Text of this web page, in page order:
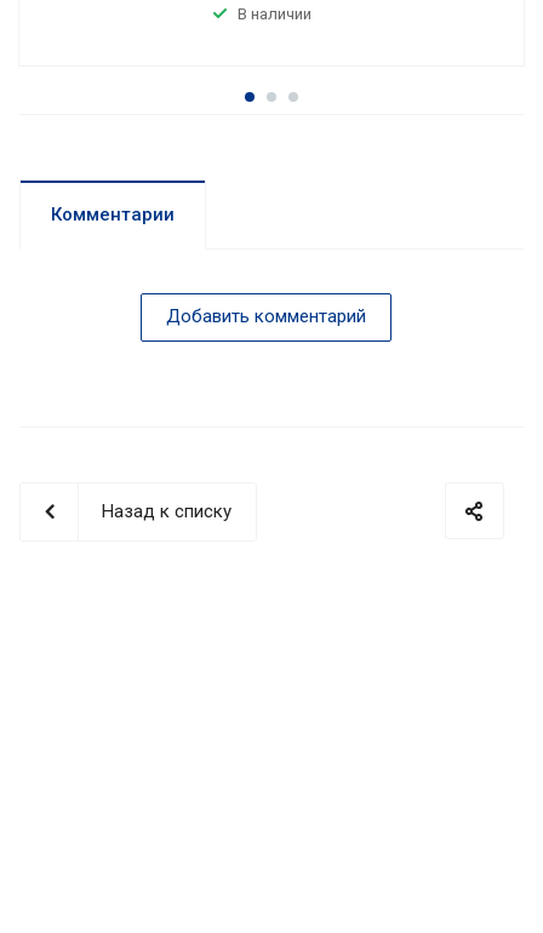
В наличии
Комментарии
Добавить комментарий
Назад к списку